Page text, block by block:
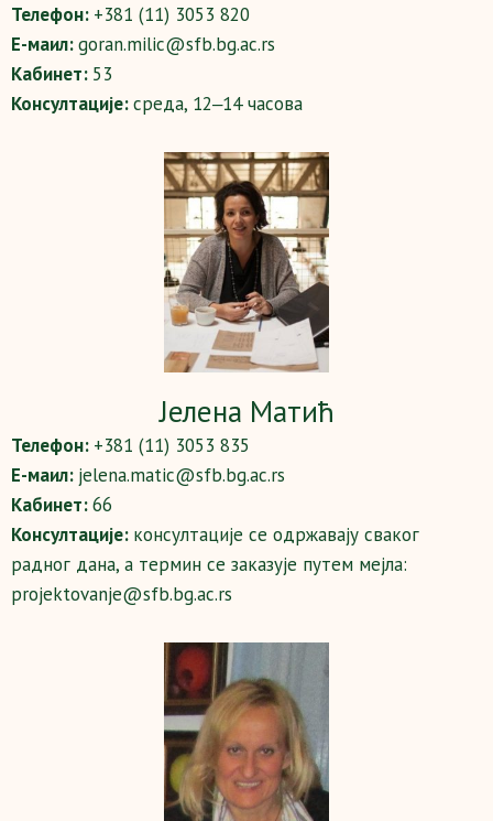
Телефон: +381 (11) 3053 820
Е-маил:goran.milic@sfb.bg.ac.rs
Кабинет: 53
Консултације:среда, 12‒14 часова
Јелена Матић
Телефон: +381 (11) 3053 835
Е-маил: jelena.matic@sfb.bg.ac.rs
Кабинет:66
Консултације: консултације се одржавају сваког
радног дана, а термин се заказује путем мејла:
projektovanje@sfb.bg.ac.rs